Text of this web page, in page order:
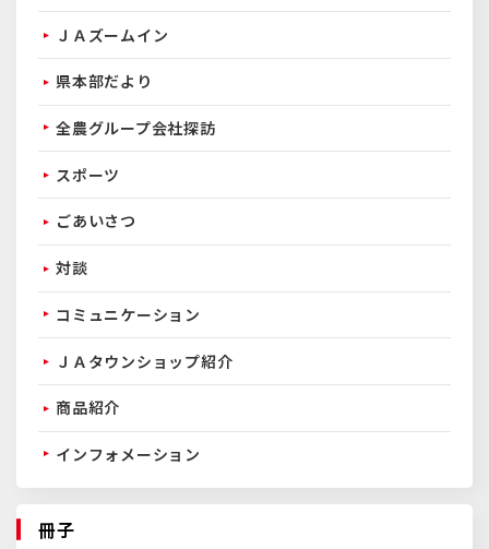
ＪＡズームイン
県本部だより
全農グループ会社探訪
スポーツ
ごあいさつ
対談
コミュニケーション
ＪＡタウンショップ紹介
商品紹介
インフォメーション
冊子